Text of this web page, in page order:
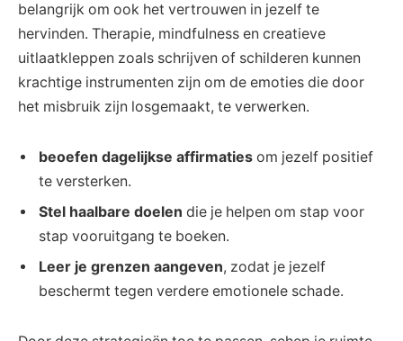
belangrijk om ook het vertrouwen in jezelf te
hervinden. Therapie, mindfulness en creatieve
uitlaatkleppen zoals schrijven of schilderen kunnen
krachtige instrumenten zijn om de emoties die door
het misbruik zijn losgemaakt, te verwerken.
beoefen dagelijkse affirmaties om jezelf positief
te versterken.
Stel haalbare doelen die je helpen om stap voor
stap vooruitgang te boeken.
Leer je grenzen aangeven, zodat je jezelf
beschermt tegen verdere emotionele schade.